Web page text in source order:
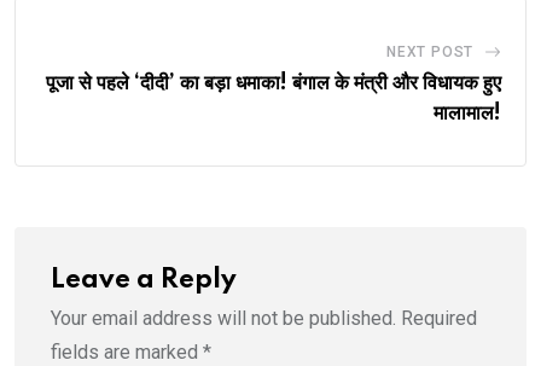
NEXT POST
पूजा से पहले ‘दीदी’ का बड़ा धमाका! बंगाल के मंत्री और विधायक हुए
मालामाल!
Leave a Reply
Your email address will not be published. Required
fields are marked *